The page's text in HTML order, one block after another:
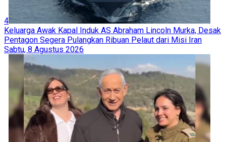
4
Keluarga Awak Kapal Induk AS Abraham Lincoln Murka, Desak
Pentagon Segera Pulangkan Ribuan Pelaut dari Misi Iran
Sabtu, 8 Agustus 2026